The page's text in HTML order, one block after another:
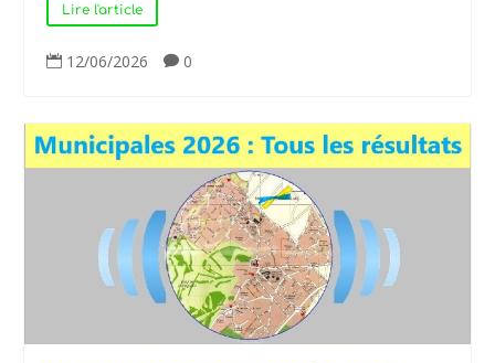
Lire l'article
 12/06/2026  0